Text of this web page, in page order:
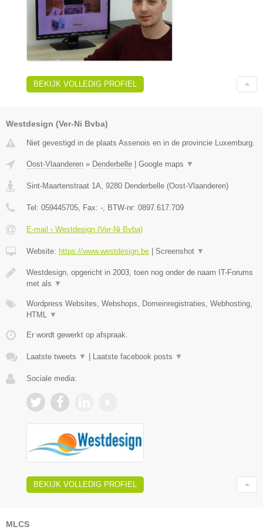
BEKIJK VOLLEDIG PROFIEL
Westdesign (Ver-Ni Bvba)
Niet gevestigd in de plaats Assenois en in de provincie Luxemburg.
Oost-Vlaanderen » Denderbelle Google maps ▼
Sint-Maartenstraat 1A 9280 Denderbelle (Oost-Vlaanderen)
Tel: 059445705 , Fax: - , BTW-nr: 0897.617.709
E-mail › Westdesign (Ver-Ni Bvba)
Website: https://www.westdesign.be Screenshot ▼
Westdesign, opgericht in 2003, toen nog onder de naam IT-Forums
met als ▼
Wordpress Websites, Webshops, Domeinregistraties, Webhosting,
HTML
▼
Er wordt gewerkt op afspraak.
Laatste tweets ▼ Laatste facebook posts ▼
Sociale media:
BEKIJK VOLLEDIG PROFIEL
MLCS